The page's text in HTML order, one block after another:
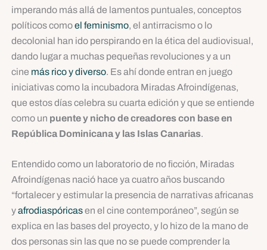
imperando más allá de lamentos puntuales, conceptos
políticos comoel feminismo, el antirracismo o lo
decolonial han ido perspirando en la ética del audiovisual,
dando lugar a muchas pequeñas revoluciones y a un
cine más rico y diverso. Es ahí donde entran en juego
iniciativas como la incubadora Miradas Afroindígenas,
que estos días celebra su cuarta edición y que se entiende
como un puente y nicho de creadores con base en
República Dominicana y las Islas Canarias.
Entendido como un laboratorio de no ficción, Miradas
Afroindígenas nació hace ya cuatro años buscando
“fortalecer y estimular la presencia de narrativas africanas
yafrodiaspóricasen el cine contemporáneo”, según se
explica en las bases del proyecto, y lo hizo de la mano de
dos personas sin las que no se puede comprender la